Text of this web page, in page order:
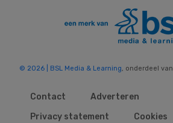
© 2026 | BSL Media & Learning, onderdeel van
Contact
Adverteren
Privacy statement
Cookies